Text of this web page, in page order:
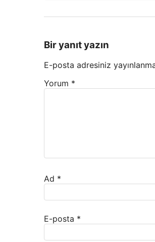
Bir yanıt yazın
E-posta adresiniz
Yorum *
Ad *
E-posta *